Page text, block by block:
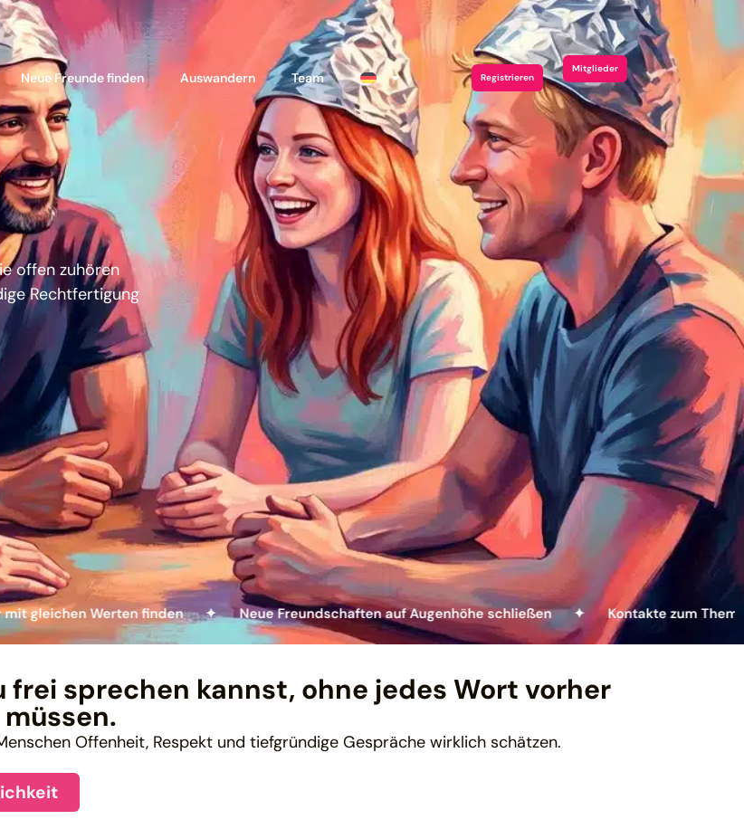
Neue Freunde finden Auswandern Team Registrieren
Mitglieder
offen zuhören
Rechtfertigung
Werten finden ✦ Neue Freundschaften auf Augenhöhe schließen ✦ Kontakte zum Thema
sprechen kannst, ohne jedes Wort vorher
Offenheit, Respekt und tiefgründige Gespräche wirklich schätzen.